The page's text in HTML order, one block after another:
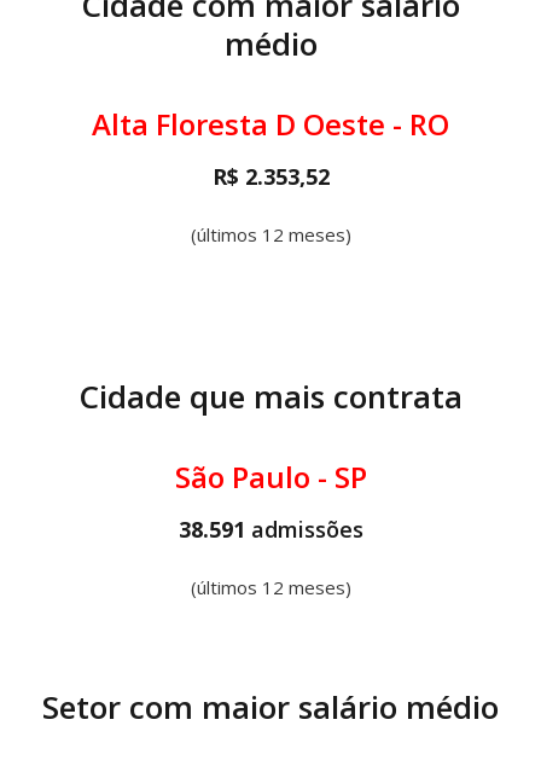
médio
Alta Floresta D Oeste - RO
R$ 2.353,52
(últimos 12 meses)
Cidade que mais contrata
São Paulo - SP
38.591 admissões
(últimos 12 meses)
Setor com maior salário médio